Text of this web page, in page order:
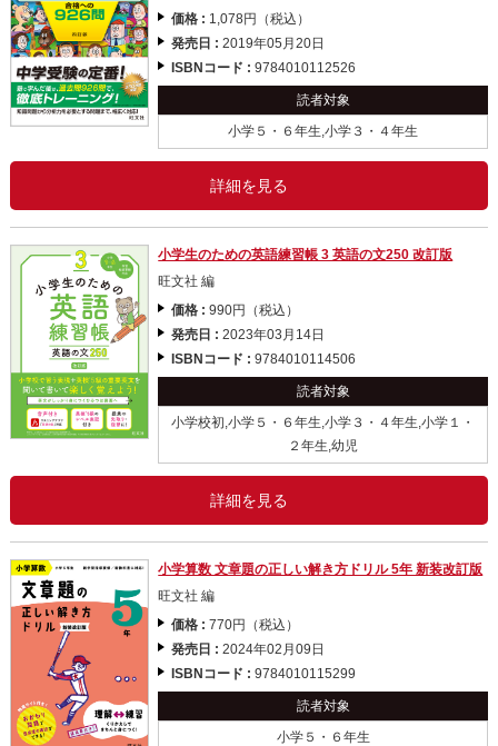
価格 : 1,078円（税込）
発売日 :2019年05月20日
ISBNコード :9784010112526
読者対象
小学５・６年生,小学３・４年生
詳細を見る
小学生のための英語練習帳 3 英語の文250 改訂版
旺文社 編
価格 :990円（税込）
発売日 :2023年03月14日
ISBNコード :9784010114506
読者対象
小学校初,小学５・６年生,小学３・４年生,小学１・
２年生,幼児
詳細を見る
小学算数 文章題の正しい解き方ドリル 5年 新装改訂版
旺文社 編
価格 :770円（税込）
発売日 :2024年02月09日
ISBNコード :9784010115299
読者対象
小学５・６年生